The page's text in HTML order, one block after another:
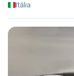
Itália